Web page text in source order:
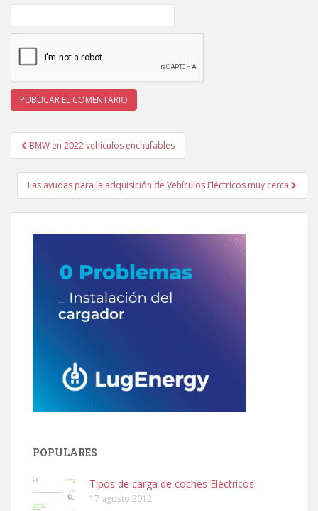
Navegación
de
entradas
BMW en 2022 vehículos enchufables
Las ayudas para la adquisición de Vehículos Eléctricos muy cerca
POPULARES
Tipos de carga de coches Eléctricos
17 agosto 2012